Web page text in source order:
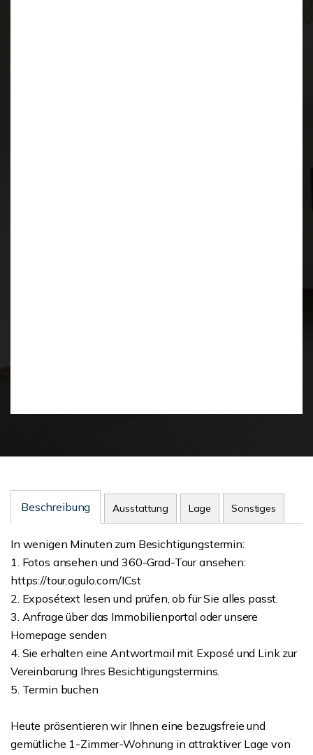
Beschreibung Ausstattung Lage Sonstiges
In wenigen Minuten zum Besichtigungstermin:
1. Fotos ansehen und 360-Grad-Tour ansehen:
https://tour.ogulo.com/ICst
2. Exposétext lesen und prüfen, ob für Sie alles passt.
3. Anfrage über das Immobilienportal oder unsere
Homepage senden
4. Sie erhalten eine Antwortmail mit Exposé und Link zur
Vereinbarung Ihres Besichtigungstermins.
5. Termin buchen
Heute präsentieren wir Ihnen eine bezugsfreie und
gemütliche 1-Zimmer-Wohnung in attraktiver Lage von